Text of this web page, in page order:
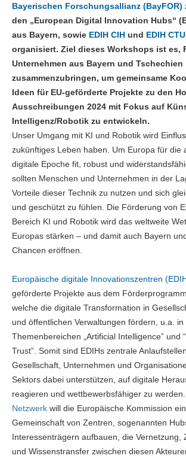
Bayerischen Forschungsallianz (BayFOR)
den „European Digital Innovation Hubs“
aus Bayern, sowie EDIH CIH und EDIH CTU
organisiert. Ziel dieses Workshops ist es,
Unternehmen aus Bayern und Tschechien
zusammenzubringen, um gemeinsame
Ideen für EU-geförderte Projekte zu den
Ausschreibungen 2024 mit Fokus auf
Intelligenz/Robotik zu entwickeln.
Unser Umgang mit KI und Robotik wird
zukünftiges Leben haben. Um Europa für die
digitale Epoche fit, robust und
sollten Menschen und Unternehmen in der
Vorteile dieser Technik zu nutzen und sich
und geschützt zu fühlen. Die Förderung von
Bereich KI und Robotik wird das weltweite
Europas stärken – und damit auch Bayern
Chancen eröffnen.
Europäische digitale Innovationszentren
geförderte Projekte aus dem Förderprogramm
welche die digitale Transformation in
und öffentlichen Verwaltungen fördern, u.a. in
Themenbereichen „Artificial Intelligence” und
Trust”. Somit sind EDIHs zentrale
Gesellschaft, Unternehmen und
Sektors dabei unterstützen, auf digitale
reagieren und wettbewerbsfähiger zu
Netzwerk will die Europäische Kommission
Gemeinschaft von Zentren, sogenannten
Interessenträgern aufbauen, die Vernetzung,
und Wissenstransfer zwischen diesen